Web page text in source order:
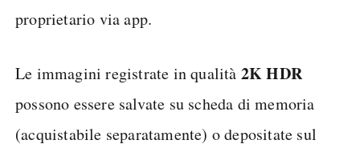
proprietario via app.
Le immagini registrate in qualità 2K HDR
possono essere salvate su scheda di memoria
(acquistabile separatamente) o depositate sul